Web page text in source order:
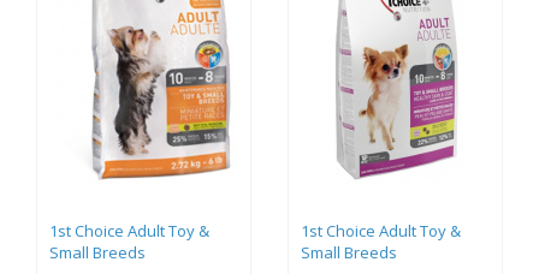
1st Choice Adult Toy &
Small Breeds
1st Choice Adult Toy &
Small Breeds